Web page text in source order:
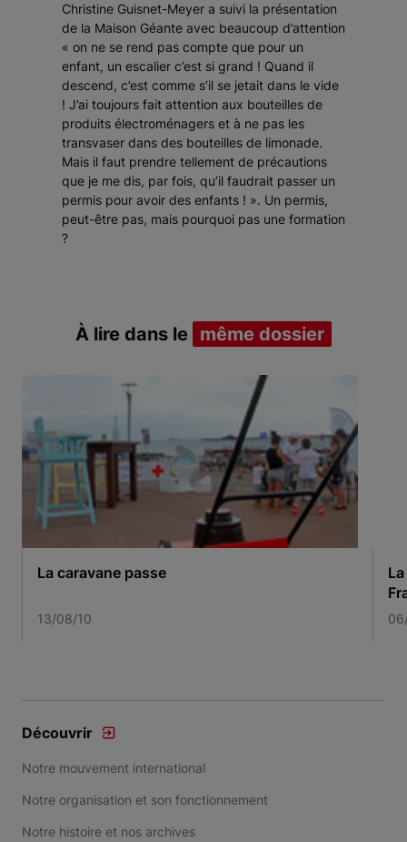
Christine Guisnet-Meyer a suivi la présentation
de la Maison Géante avec beaucoup d’attention
« on ne se rend pas compte que pour un
enfant, un escalier c’est si grand ! Quand il
descend, c’est comme s’il se jetait dans le vide
! J’ai toujours fait attention aux bouteilles de
produits électroménagers et à ne pas les
transvaser dans des bouteilles de limonade.
Mais il faut prendre tellement de précautions
que je me dis, par fois, qu’il faudrait passer un
permis pour avoir des enfants ! ». Un permis,
peut-être pas, mais pourquoi pas une formation
?
À lire dans le même dossier
La caravane passe
13/08/10
Découvrir
Notre mouvement international
Notre organisation et son fonctionnement
Notre histoire et nos archives